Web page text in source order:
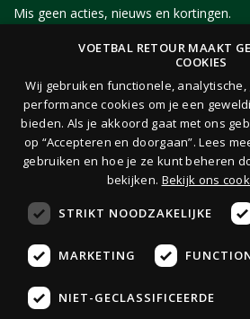
Mis geen acties, nieuws en kortingen.
Je ontvangt 1x per maand per e-mail van ons een
e-mailadres. Lees hier onze privacy- en cookieverklaring.
Veiligboeken
VOETBAL RETOUR MAAKT
COOKIES
Wij gebruiken functionele,
performance cookies om je een
bieden. Als je akkoord gaat met ons
op “Accepteren en doorgaan”. Lees
gebruiken en hoe je ze kunt beheren
bekijken. Bekijk ons
STRIKT NOODZAKELIJKE
MARKETING
NIET-GECLASSIFICEERDE